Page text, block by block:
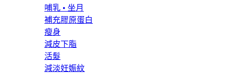
哺乳 • 坐月
補充膠原蛋白
瘦身
減皮下脂
活髮
減淡妊娠紋